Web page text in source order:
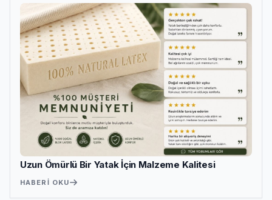
Uzun Ömürlü Bir Yatak İçin Malzeme Kalitesi
HABERI OKU